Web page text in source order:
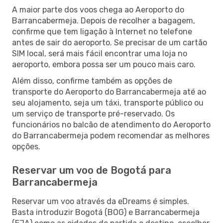
A maior parte dos voos chega ao Aeroporto do
Barrancabermeja. Depois de recolher a bagagem,
confirme que tem ligação à Internet no telefone
antes de sair do aeroporto. Se precisar de um cartão
SIM local, será mais fácil encontrar uma loja no
aeroporto, embora possa ser um pouco mais caro.
Além disso, confirme também as opções de
transporte do Aeroporto do Barrancabermeja até ao
seu alojamento, seja um táxi, transporte público ou
um serviço de transporte pré-reservado. Os
funcionários no balcão de atendimento do Aeroporto
do Barrancabermeja podem recomendar as melhores
opções.
Reservar um voo de Bogotá para
Barrancabermeja
Reservar um voo através da eDreams é simples.
Basta introduzir Bogotá (BOG) e Barrancabermeja